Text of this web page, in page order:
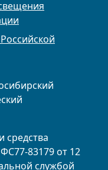
средства
83179 от 12
службой